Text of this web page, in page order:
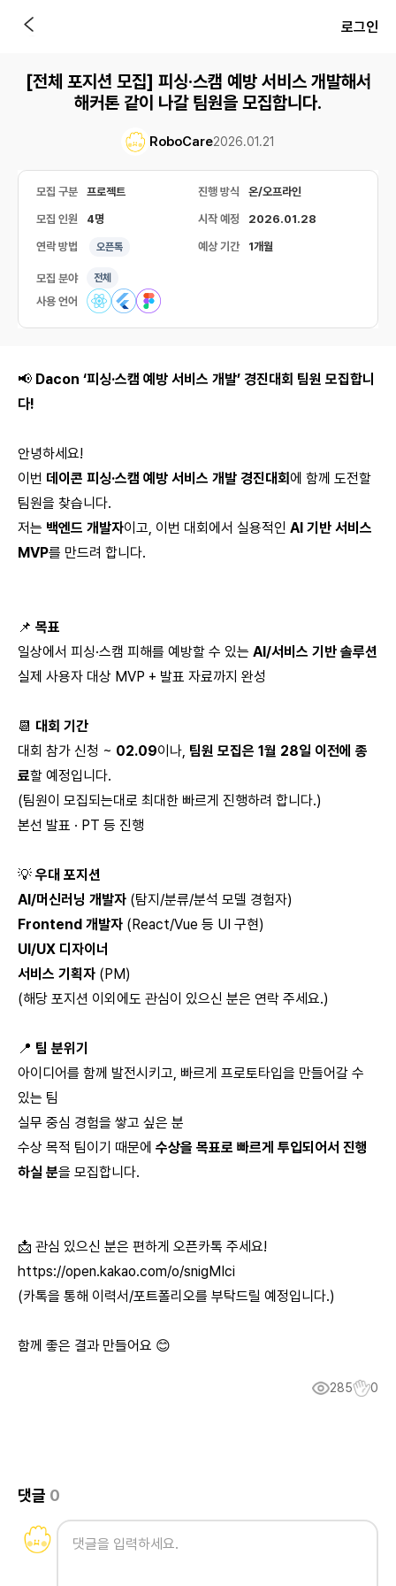
로그인
[전체 포지션 모집] 피싱·스캠 예방 서비스 개발해서
해커톤 같이 나갈 팀원을 모집합니다.
RoboCare2026.01.21
모집 구분 프로젝트 진행 방식 온/오프라인
모집 인원 4명 시작 예정 2026.01.28
연락 방법 오픈톡 예상 기간 1개월
모집 분야 전체
사용 언어
📢 Dacon ‘피싱·스캠 예방 서비스 개발’ 경진대회 팀원 모집합니
다!
안녕하세요!
이번 데이콘 피싱·스캠 예방 서비스 개발 경진대회 에 함께 도전할
팀원을 찾습니다.
저는 백엔드 개발자이고, 이번 대회에서 실용적인 AI 기반 서비스
MVP를 만드려 합니다.
📌 목표
일상에서 피싱·스캠 피해를 예방할 수 있는 AI/서비스 기반 솔루션
실제 사용자 대상 MVP + 발표 자료까지 완성
📆 대회 기간
대회 참가 신청 ~ 02.09이나, 팀원 모집은 1월 28일 이전에 종
료할 예정입니다.
(팀원이 모집되는대로 최대한 빠르게 진행하려 합니다.)
본선 발표 · PT 등 진행
💡 우대 포지션
AI/머신러닝 개발자 (탐지/분류/분석 모델 경험자)
Frontend 개발자 (React/Vue 등 UI 구현)
UI/UX 디자이너
서비스 기획자 (PM)
(해당 포지션 이외에도 관심이 있으신 분은 연락 주세요.)
📍 팀 분위기
아이디어를 함께 발전시키고, 빠르게 프로토타입을 만들어갈 수
있는 팀
실무 중심 경험을 쌓고 싶은 분
수상 목적 팀이기 때문에 수상을 목표로 빠르게 투입되어서 진행
하실 분을 모집합니다.
📩 관심 있으신 분은 편하게 오픈카톡 주세요!
https://open.kakao.com/o/snigMIci
(카톡을 통해 이력서/포트폴리오를 부탁드릴 예정입니다.)
함께 좋은 결과 만들어요 😊
285 0
댓글 0